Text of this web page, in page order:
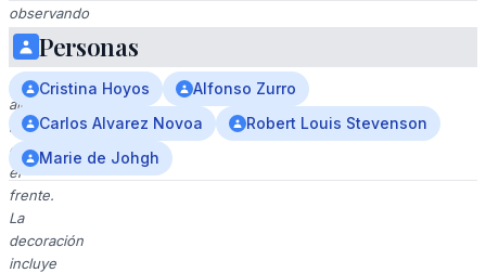
observando
la
presentación,
con
algunos
asistentes
en
el
frente.
La
decoración
incluye
Personas
Cristina Hoyos
Alfonso Zurro
Carlos Alvarez Novoa
Robert Louis Stevenson
Marie de Johgh